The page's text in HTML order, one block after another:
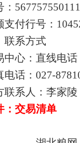
567757550111
支付行号：
联系方式
中心：直线电话
电话： 027-
联系人：李家
：交易清单